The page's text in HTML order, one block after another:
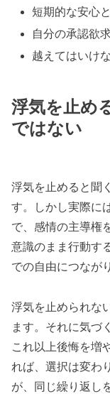
短期的な安心
自分の承認欲
越えてはいけ
浮気を止め
ではない
浮気を止めると聞
す。しかし実際に
で、感情の主導権
意識のまま行動す
での自由につなが
浮気を止められな
ます。それに気づ
これ以上後悔を増
れば、選択は変わ
が、同じ繰り返し